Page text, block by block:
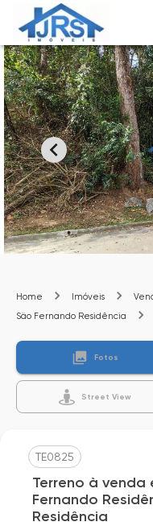
Home Imóveis
São Fernando Residência
Fotos
Street View
TE0825
Terreno à venda
Fernando
Residência